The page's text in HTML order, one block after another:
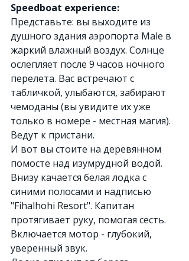
Speedboat experience:
Представьте: вы выходите из
душного здания аэропорта Male в
жаркий влажный воздух. Солнце
ослепляет после 9 часов ночного
перелета. Вас встречают с
табличкой, улыбаются, забирают
чемоданы (вы увидите их уже
только в номере - местная магия).
Ведут к пристани.
И вот вы стоите на деревянном
помосте над изумрудной водой.
Внизу качается белая лодка с
синими полосами и надписью
"Fihalhohi Resort". Капитан
протягивает руку, помогая сесть.
Включается мотор - глубокий,
уверенный звук.